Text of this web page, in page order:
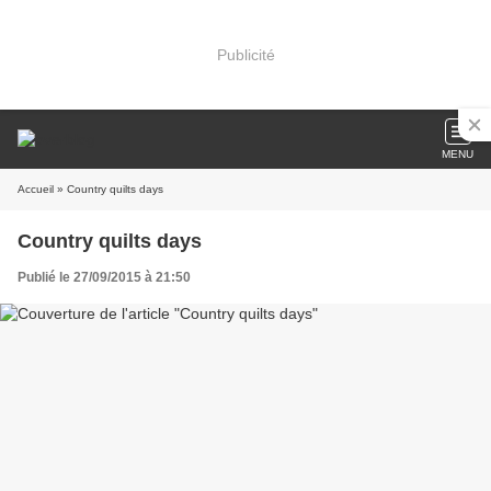
Publicité
MENU
Accueil » Country quilts days
Country quilts days
Publié le 27/09/2015 à 21:50